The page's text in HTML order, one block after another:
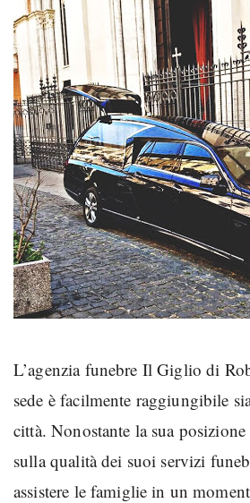
L’agenzia funebre Il Giglio di
sede è facilmente raggiungibile
città. Nonostante la sua
sulla qualità dei suoi servizi
assistere le famiglie in un